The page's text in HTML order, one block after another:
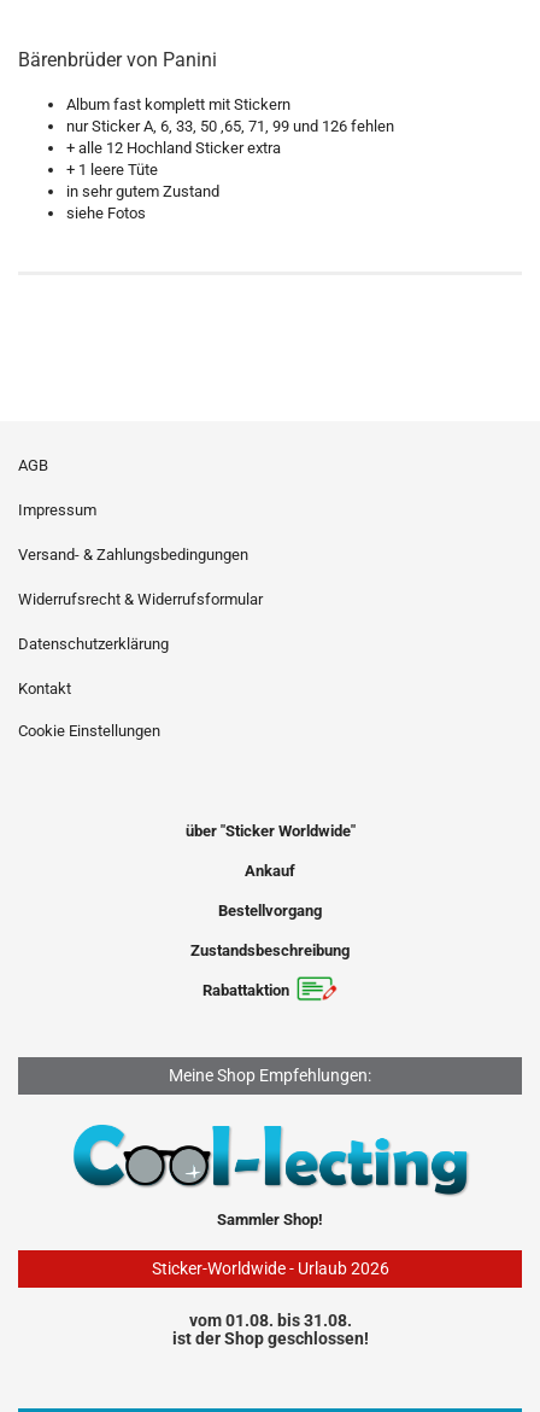
Bärenbrüder von Panini
Album fast komplett mit Stickern
nur Sticker A, 6, 33, 50 ,65, 71, 99 und 126 fehlen
+ alle 12 Hochland Sticker extra
+ 1 leere Tüte
in sehr gutem Zustand
siehe Fotos
AGB
Impressum
Versand- & Zahlungsbedingungen
Widerrufsrecht & Widerrufsformular
Datenschutzerklärung
Kontakt
Cookie Einstellungen
über "Sticker Worldwide"
Ankauf
Bestellvorgang
Zustandsbeschreibung
Rabattaktion
Meine Shop Empfehlungen:
Sammler Shop!
Sticker-Worldwide - Urlaub 2026
vom 01.08. bis 31.08.
ist der Shop geschlossen!